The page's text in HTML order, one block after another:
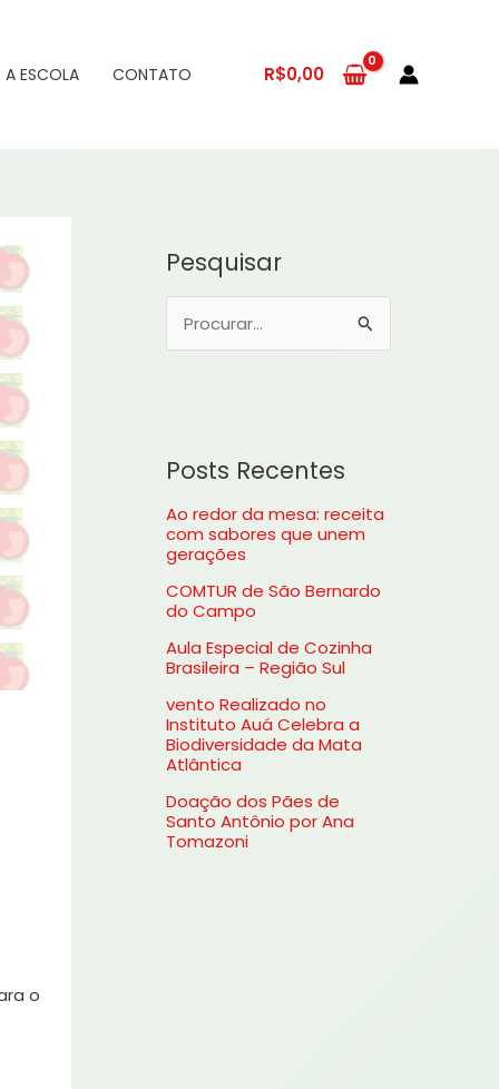
A ESCOLA CONTATO R$0,00
o
Pesquisar
u
s
a
r
o
:
Posts Recentes
Ao redor da mesa: receita
com sabores que unem
gerações
COMTUR de São Bernardo
do Campo
Aula Especial de Cozinha
Brasileira – Região Sul
vento Realizado no
Instituto Auá Celebra a
Biodiversidade da Mata
Atlântica
Doação dos Pães de
Santo Antônio por Ana
Tomazoni